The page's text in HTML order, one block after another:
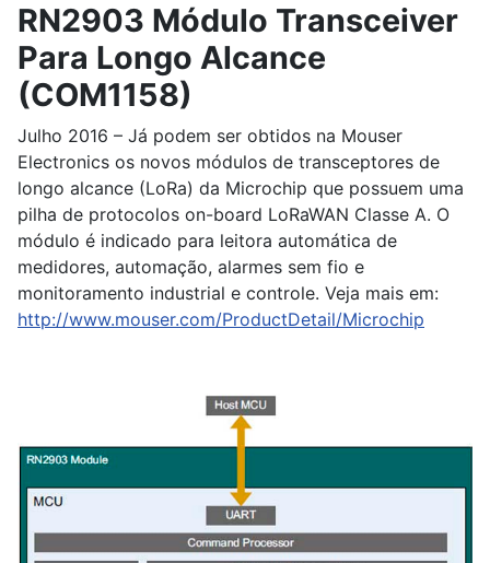
RN2903 Módulo Transceiver
Para Longo Alcance
(COM1158)
Julho 2016 – Já podem ser obtidos na Mouser
Electronics os novos módulos de transceptores de
longo alcance (LoRa) da Microchip que possuem uma
pilha de protocolos on-board LoRaWAN Classe A. O
módulo é indicado para leitora automática de
medidores, automação, alarmes sem fio e
monitoramento industrial e controle. Veja mais em:
http://www.mouser.com/ProductDetail/Microchip